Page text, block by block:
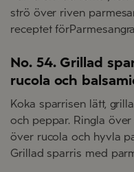
strö över riven
receptet
No. 54. Grillad
rucola och
Koka sparrisen lätt,
och peppar. Ringla
över rucola och hyvla
Grillad sparris med